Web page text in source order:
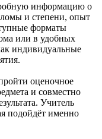
информацию о
и степени, опыт
форматы
или в удобных
индивидуальные
оценочное
и совместно
Учитель
подойдёт именно